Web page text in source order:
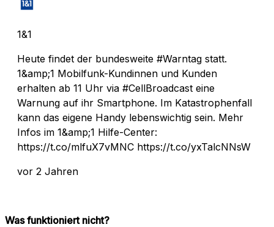
1&1
Heute findet der bundesweite #Warntag statt.
1&amp;1 Mobilfunk-Kundinnen und Kunden
erhalten ab 11 Uhr via #CellBroadcast eine
Warnung auf ihr Smartphone. Im Katastrophenfall
kann das eigene Handy lebenswichtig sein. Mehr
Infos im 1&amp;1 Hilfe-Center:
https://t.co/mlfuX7vMNC https://t.co/yxTalcNNsW
vor 2 Jahren
Was funktioniert nicht?